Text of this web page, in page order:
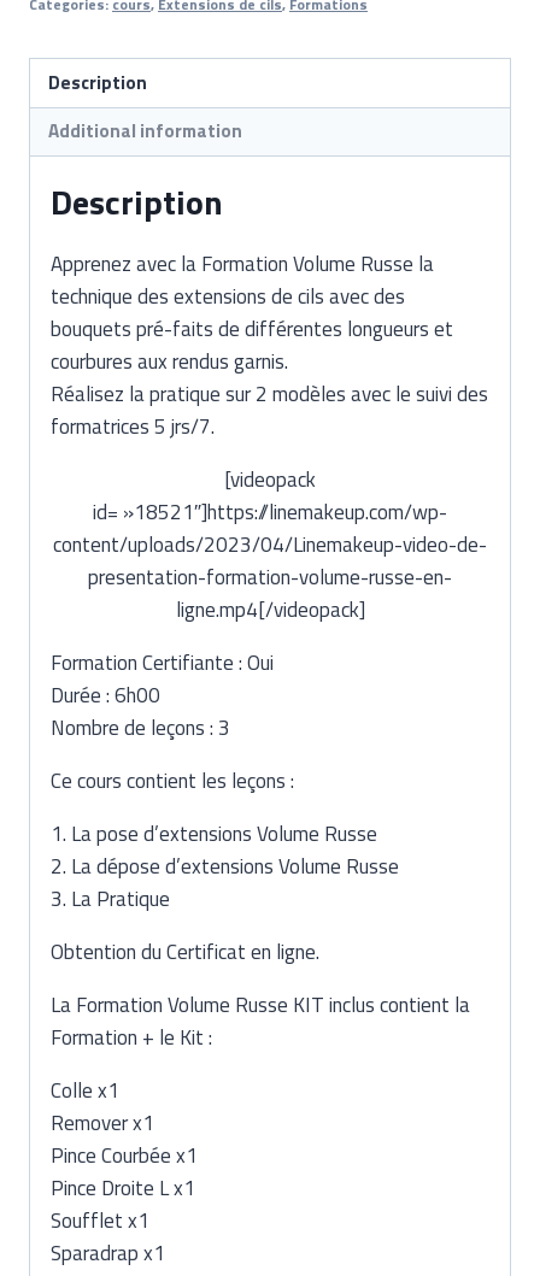
Categories: cours, Extensions de cils, Formations
Description
Additional information
Description
Apprenez avec la Formation Volume Russe la
technique des extensions de cils avec des
bouquets pré-faits de différentes longueurs et
courbures aux rendus garnis.
Réalisez la pratique sur 2 modèles avec le suivi des
formatrices 5 jrs/7.
[videopack
id= »18521″]https://linemakeup.com/wp-
content/uploads/2023/04/Linemakeup-video-de-
presentation-formation-volume-russe-en-
ligne.mp4[/videopack]
Formation Certifiante : Oui
Durée : 6h00
Nombre de leçons : 3
Ce cours contient les leçons :
1. La pose d’extensions Volume Russe
2. La dépose d’extensions Volume Russe
3. La Pratique
Obtention du Certificat en ligne.
La FormationVolume Russe KIT inclus contient la
Formation + le Kit :
Colle x1
Remover x1
Pince Courbée x1
Pince Droite L x1
Soufflet x1
Sparadrap x1